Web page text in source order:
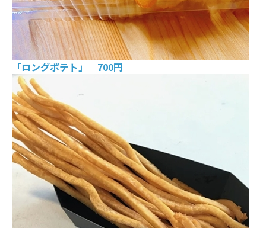
「ロングポテト」 700円